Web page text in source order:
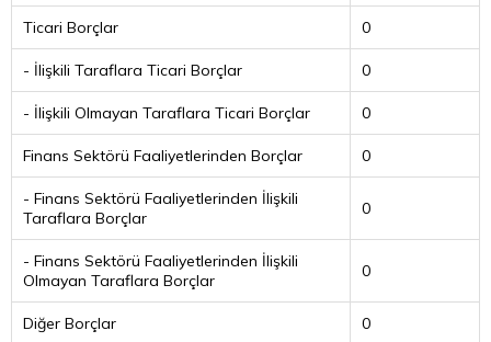
Ticari Borçlar 0
- İlişkili Taraflara Ticari Borçlar 0
- İlişkili Olmayan Taraflara Ticari Borçlar 0
Finans Sektörü Faaliyetlerinden Borçlar 0
- Finans Sektörü Faaliyetlerinden İlişkili
Taraflara Borçlar
0
- Finans Sektörü Faaliyetlerinden İlişkili
Olmayan Taraflara Borçlar
0
Diğer Borçlar 0